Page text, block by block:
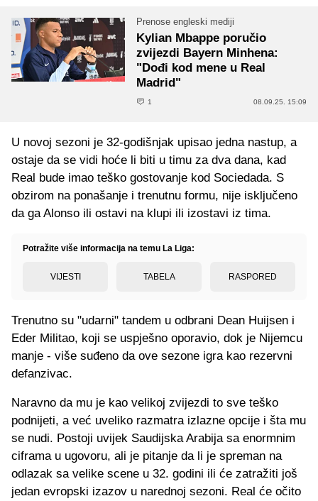
Prenose engleski mediji
Kylian Mbappe poručio
zvijezdi Bayern Minhena:
"Dođi kod mene u Real
Madrid"
1 08.09.25. 15:09
U novoj sezoni je 32-godišnjak upisao jedna nastup, a
ostaje da se vidi hoće li biti u timu za dva dana, kad
Real bude imao teško gostovanje kod Sociedada. S
obzirom na ponašanje i trenutnu formu, nije isključeno
da ga Alonso ili ostavi na klupi ili izostavi iz tima.
Potražite više informacija na temu La Liga:
VIJESTI TABELA RASPORED
Trenutno su "udarni" tandem u odbrani Dean Huijsen i
Eder Militao, koji se uspješno oporavio, dok je Nijemcu
manje - više suđeno da ove sezone igra kao rezervni
defanzivac.
Naravno da mu je kao velikoj zvijezdi to sve teško
podnijeti, a već uveliko razmatra izlazne opcije i šta mu
se nudi. Postoji uvijek Saudijska Arabija sa enormnim
ciframa u ugovoru, ali je pitanje da li je spreman na
odlazak sa velike scene u 32. godini ili će zatražiti još
jedan evropski izazov u narednoj sezoni. Real će očito